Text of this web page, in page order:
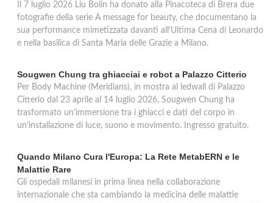
Il 7 luglio 2026 Liu Bolin ha donato alla Pinacoteca di Brera due
fotografie della serie A message for beauty, che documentano la
sua performance mimetizzata davanti all'Ultima Cena di Leonardo
e nella basilica di Santa Maria delle Grazie a Milano.
Sougwen Chung tra ghiacciai e robot a Palazzo Citterio
Per Body Machine (Meridians), in mostra al ledwall di Palazzo
Citterio dal 23 aprile al 14 luglio 2026, Sougwen Chung ha
trasformato un'immersione tra i ghiacci e dati del corpo in
un'installazione di luce, suono e movimento. Ingresso gratuito.
Quando Milano Cura l'Europa: La Rete MetabERN e le
Malattie Rare
Gli ospedali milanesi in prima linea nella collaborazione
internazionale che sta cambiando la medicina delle malattie